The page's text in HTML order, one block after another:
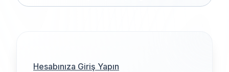
Hesabınıza Giriş Yapın